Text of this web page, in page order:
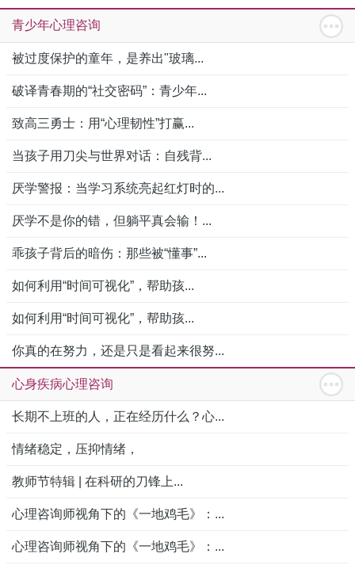
青少年心理咨询
被过度保护的童年，是养出"玻璃...
破译青春期的“社交密码”：青少年...
致高三勇士：用“心理韧性”打赢...
当孩子用刀尖与世界对话：自残背...
厌学警报：当学习系统亮起红灯时的...
厌学不是你的错，但躺平真会输！...
乖孩子背后的暗伤：那些被“懂事”...
如何利用“时间可视化”，帮助孩...
如何利用“时间可视化”，帮助孩...
你真的在努力，还是只是看起来很努...
心身疾病心理咨询
长期不上班的人，正在经历什么？心...
情绪稳定，压抑情绪，
教师节特辑 | 在科研的刀锋上...
心理咨询师视角下的《一地鸡毛》：...
心理咨询师视角下的《一地鸡毛》：...